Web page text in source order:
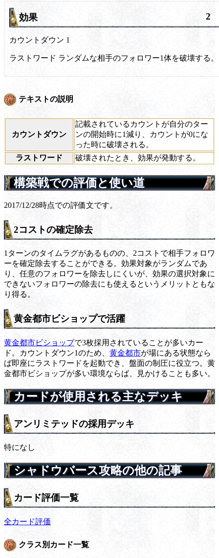
効果 2
カウントダウン 1
ラストワード ランダムな相手のフォロワー1体を破壊する。
テキストの説明
カウントダウン
記載されているカウントが自分のター
ンの開始時に1減り、カウントが0にな
った時に破壊される。
ラストワード
破壊されたとき、効果が発動する。
構築戦での評価と使い道
2017/12/28時点での評価文です。
2コストの確定除去
1ターンのタイムラグがあるものの、2コストで相手フォロワ
ーを確定除去することができる。効果対象がランダムであ
り、任意のフォロワーを除去しにくいが、効果の選択対象に
できないフォロワーの除去にも使えるというメリットともな
り得る。
黄金都市ビショップで活躍
黄金都市ビショップで3枚採用されていることが多いカー
ド。カウントダウン1のため、 黄金都市が場にある状態なら
ば即座にラストワードを起動でき、盤面の制圧に役立つ。黄
金都市ビショップが多い環境ならば、見かけることも多い。
カードが使用される主なデッキ
アンリミテッドの採用デッキ
特になし
シャドウバース攻略の他の記事
カード評価一覧
全カード評価
クラス別カード一覧